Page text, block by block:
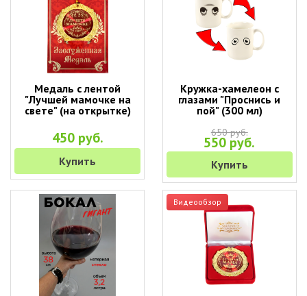
Медаль с лентой
"Лучшей мамочке на
свете" (на открытке)
450 руб.
Купить
Кружка-хамелеон с
глазами "Проснись и
пой" (300 мл)
650 руб.
550 руб.
Купить
Видеообзор